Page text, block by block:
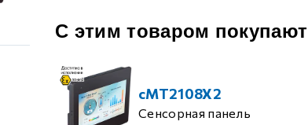
С этим товаром покупают
cMT2108X2
Сенсорная панель